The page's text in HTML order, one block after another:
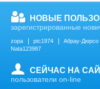
НОВЫЕ
зарегистрированные
zopa ptc1974 Абрау-Дюрсо
Nata123987
СЕЙЧАС НА
пользователи on-line